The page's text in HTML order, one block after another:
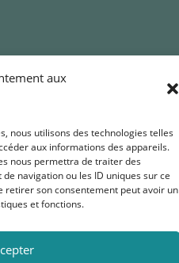
aux
nous utilisons des technologies telles
aux informations des appareils.
nous permettra de traiter des
navigation ou les ID uniques sur ce
retirer son consentement peut avoir un
et fonctions.